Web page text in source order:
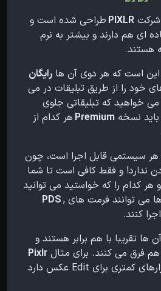
شرکت PIXLR طراحی شده است و
ای هم دارند و بیشتر به نرم
هستند.
این است که هر دوی آن ها رایگان
خود را از طریق تبلیقات در می
خواهید که تبلیقاتی جلوی
نسخه Premium هر کدام از
هر سیستمی قابل اجرا است، چون
ندارد! و فقط کافی است تا شما
و هر کدام را که خواستید می توانید
می توانند فرمت های PDS,
کنند.
ها تقریبا با هم برابر هستند و
فرق می کنند. برای مثال Pixlr
فیلترهای کمتری و ابزارهای کمتری برای Edit عکس دارد